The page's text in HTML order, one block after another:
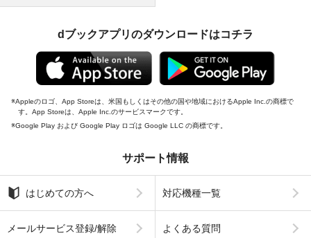
dブックアプリのダウンロードはコチラ
Appleのロゴ、App Storeは、米国もしくはその他の国や地域におけるApple Inc.の商標で
す。App Storeは、Apple Inc.のサービスマークです。
Google Play および Google Play ロゴは Google LLC の商標です。
サポート情報
はじめての方へ 対応機種一覧
メールサービス登録/解除 よくある質問